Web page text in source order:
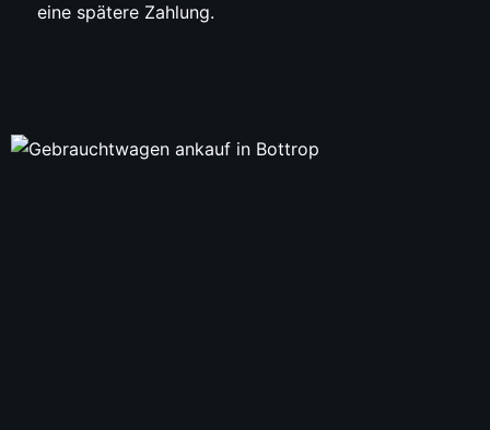
eine spätere Zahlung.